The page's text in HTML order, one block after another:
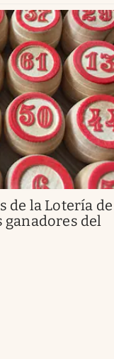
de la Lotería de
ganadores del